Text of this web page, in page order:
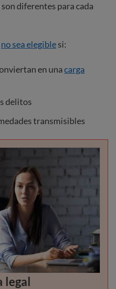
diferentes para cada
no sea elegiblesi:
en unacarga
delitos
transmisibles
legal